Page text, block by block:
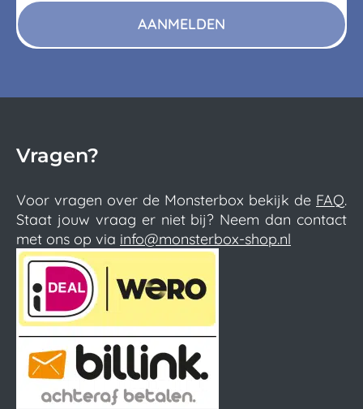
AANMELDEN
Vragen?
Voor vragen over de Monsterbox bekijk de FAQ.
Staat jouw vraag er niet bij? Neem dan contact
met ons op via info@monsterbox-shop.nl